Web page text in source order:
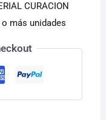
CURACION
más unidades